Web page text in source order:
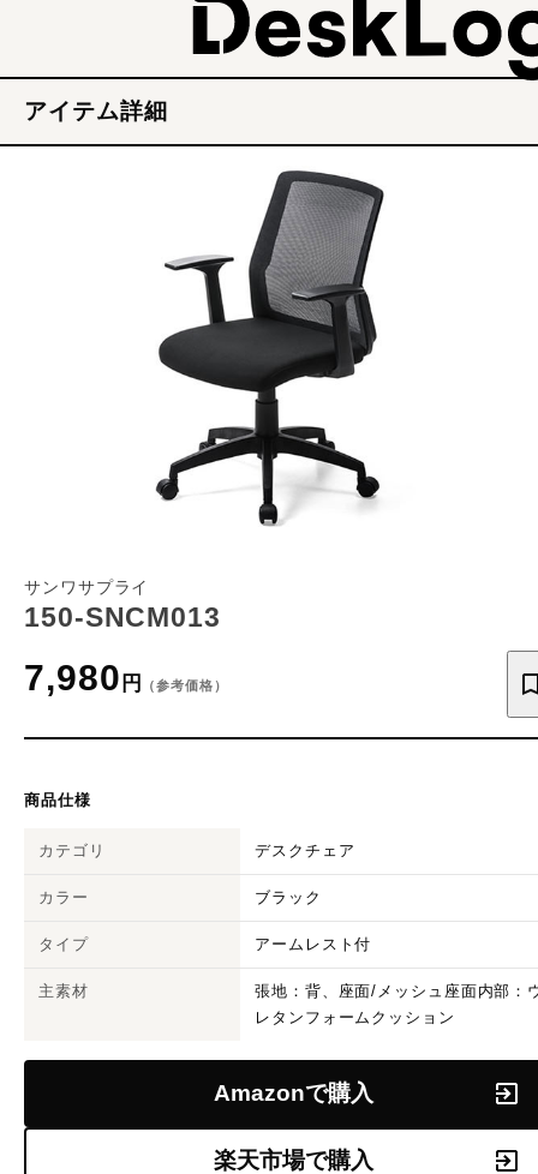
アイテム詳細
サンワサプライ
150-SNCM013
7,980 円 （参考価格）
商品仕様
カテゴリ デスクチェア
カラー ブラック
タイプ アームレスト付
主素材
張地：背、座面/メッシュ座面内部：
レタンフォームクッション
Amazonで購入
楽天市場で購入